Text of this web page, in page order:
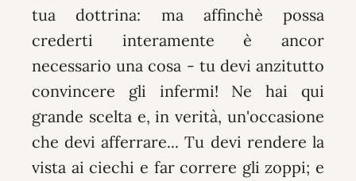
tua dottrina: ma affinchè possa
crederti interamente è ancor
necessario una cosa - tu devi anzitutto
convincere gli infermi! Ne hai qui
grande scelta e, in verità, un'occasione
che devi afferrare... Tu devi rendere la
vista ai ciechi e far correre gli zoppi; e